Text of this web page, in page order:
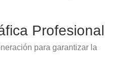
Profesional
para garantizar la